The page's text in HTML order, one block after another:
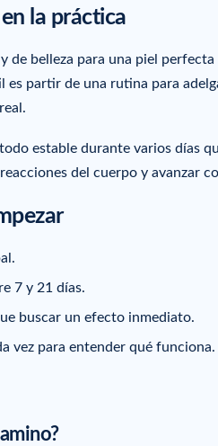
la práctica
de belleza para una piel
partir de una rutina para
estable durante varios días
del cuerpo y avanzar
7 y 21 días.
buscar un efecto inmediato.
vez para entender qué funciona.